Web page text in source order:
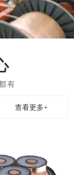
查看更多+